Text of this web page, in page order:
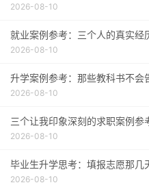
2026-08-10
就业案例参考：三个人的真实经
2026-08-10
升学案例参考：那些教科书不会
2026-08-10
三个让我印象深刻的求职案例参
2026-08-10
毕业生升学思考：填报志愿那几
2026-08-10